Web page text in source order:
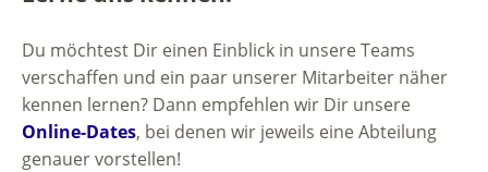
Du möchtest Dir einen Einblick in unsere Teams
verschaffen und ein paar unserer Mitarbeiter näher
kennen lernen? Dann empfehlen wir Dir unsere
Online-Dates, bei denen wir jeweils eine Abteilung
genauer vorstellen!